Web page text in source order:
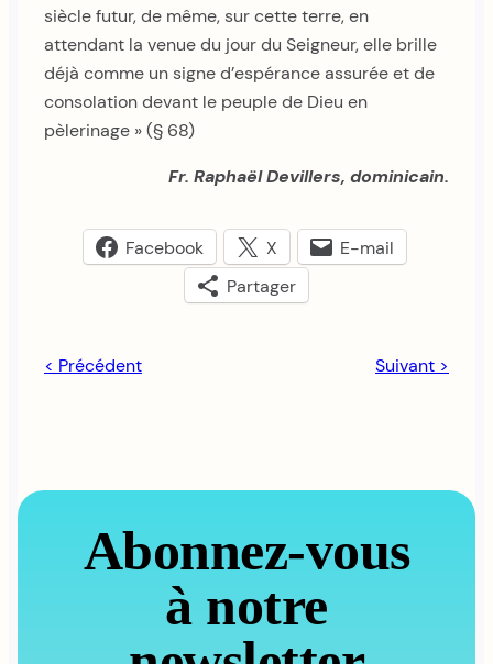
siècle futur, de même, sur cette terre, en
attendant la venue du jour du Seigneur, elle brille
déjà comme un signe d’espérance assurée et de
consolation devant le peuple de Dieu en
pèlerinage » (§ 68)
Fr. Raphaël Devillers, dominicain.
Facebook X
E-mail
Partager
< Précédent Suivant >
Abonnez-vous
à notre